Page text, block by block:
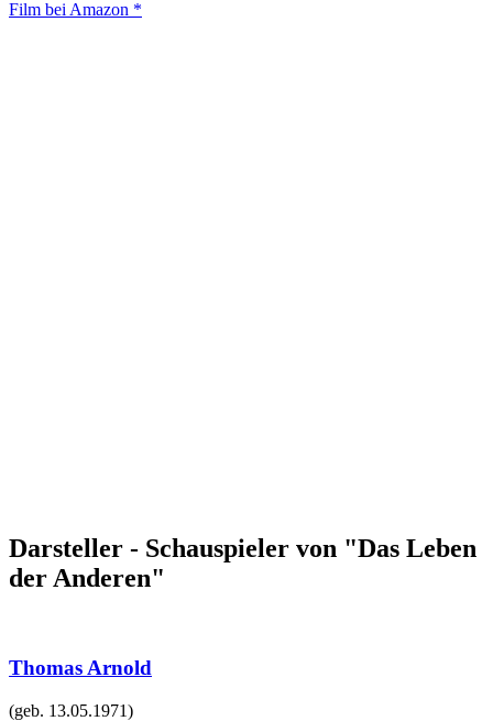
Film bei Amazon *
Darsteller - Schauspieler von "Das Leben
der Anderen"
Thomas Arnold
(geb. 13.05.1971)